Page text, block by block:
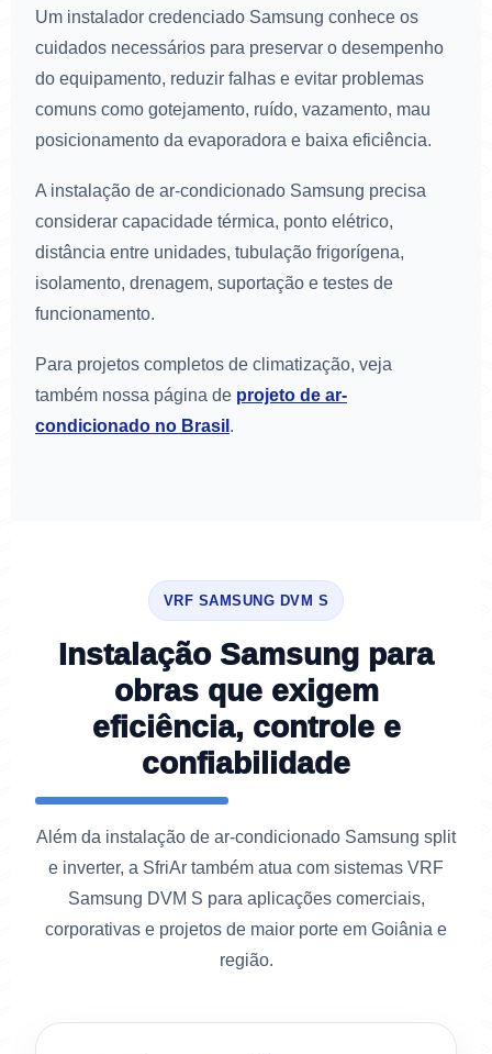
Um instalador credenciado Samsung conhece os
cuidados necessários para preservar o desempenho
do equipamento, reduzir falhas e evitar problemas
comuns como gotejamento, ruído, vazamento, mau
posicionamento da evaporadora e baixa eficiência.
A instalação de ar-condicionado Samsung precisa
considerar capacidade térmica, ponto elétrico,
distância entre unidades, tubulação frigorígena,
isolamento, drenagem, suportação e testes de
funcionamento.
Para projetos completos de climatização, veja
também nossa página de projeto de ar-
condicionado no Brasil .
VRF SAMSUNG DVM S
Instalação Samsung para
obras que exigem
eficiência, controle e
confiabilidade
Além da instalação de ar-condicionado Samsung split
e inverter, a SfriAr também atua com sistemas VRF
Samsung DVM S para aplicações comerciais,
corporativas e projetos de maior porte em Goiânia e
região.